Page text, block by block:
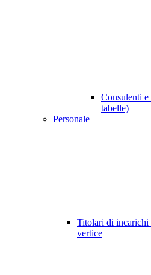
Consulenti
tabelle)
Personale
Titolari di
vertice